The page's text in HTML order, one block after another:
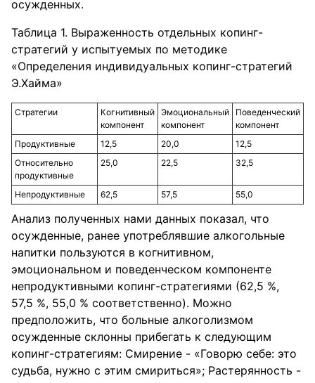
осужденных.
Таблица 1. Выраженность отдельных копинг-
стратегий у испытуемых по методике
«Определения индивидуальных копинг-стратегий
Э.Хайма»
Стратегии
Когнитивный
компонент
Эмоциональный
компонент
Поведенческий
компонент
Продуктивные
12,5 20,0
12,5
Относительно
продуктивные
25,0 22,5 32,5
Непродуктивные 62,5 57,5 55,0
Анализ полученных нами данных показал, что
осужденные, ранее употреблявшие алкогольные
напитки пользуются в когнитивном,
эмоциональном и поведенческом компоненте
непродуктивными копинг-стратегиями (62,5 %,
57,5 %, 55,0 % соответственно). Можно
предположить, что больные алкоголизмом
осужденные склонны прибегать к следующим
копинг-стратегиям: Смирение - «Говорю себе: это
судьба, нужно с этим смириться»; Растерянность -